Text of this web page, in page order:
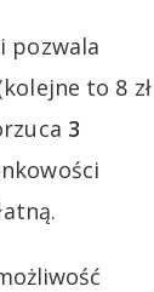
pozwala
to 8 zł
3